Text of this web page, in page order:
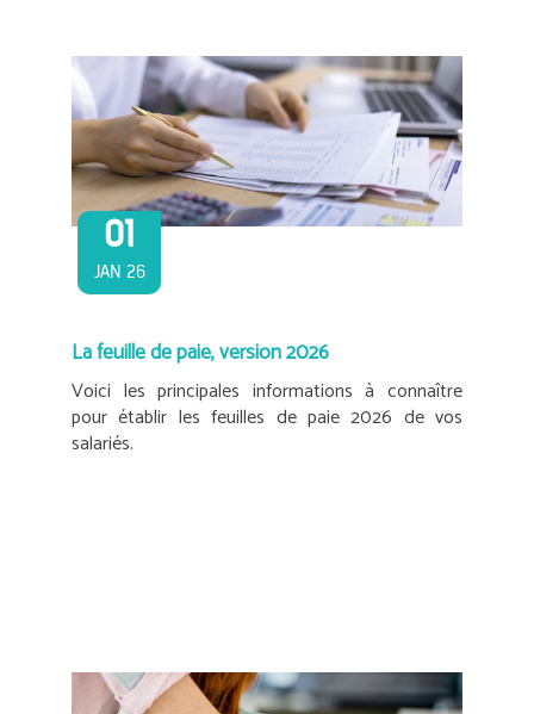
01
JAN 26
La feuille de paie, version 2026
Voici les principales informations à connaître
pour établir les feuilles de paie 2026 de vos
salariés.